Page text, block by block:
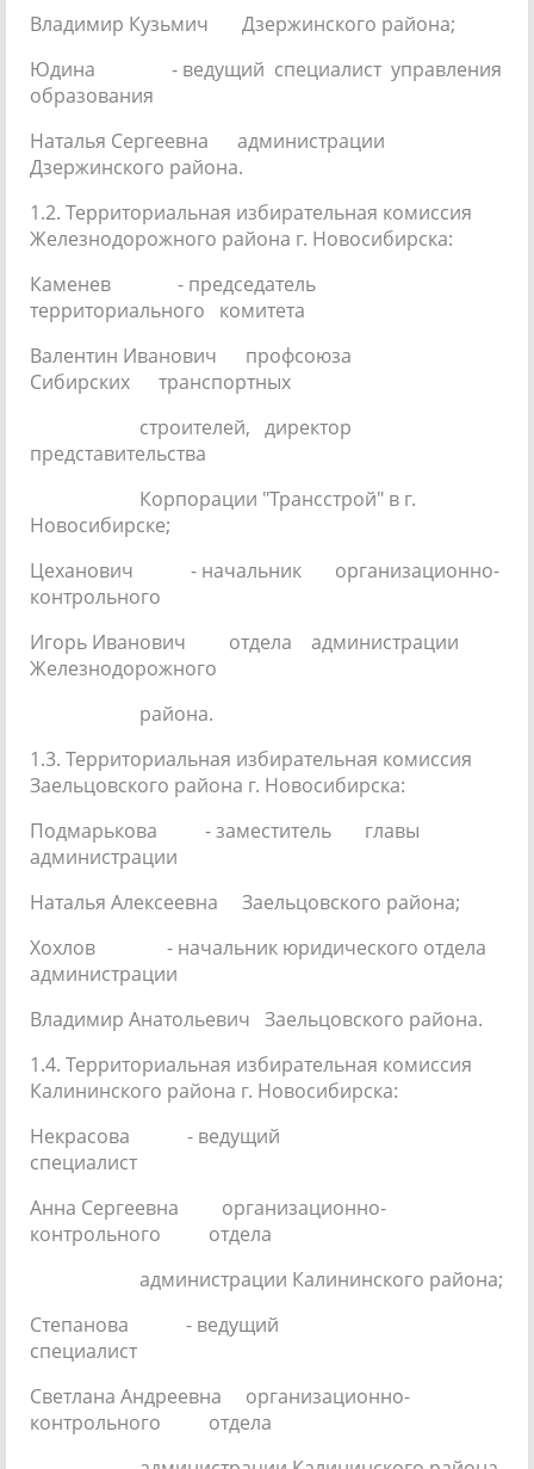
Владимир Кузьмич Дзержинского района;
Юдина - ведущий специалист управления
образования
Наталья Сергеевна администрации
Дзержинского района.
1.2. Территориальная избирательная комиссия
Железнодорожного района г. Новосибирска:
Каменев - председатель
территориального комитета
Валентин Иванович профсоюза
Сибирских транспортных
строителей, директор
представительства
Корпорации "Трансстрой" в г.
Новосибирске;
Цеханович - начальник организационно-
контрольного
Игорь Иванович отдела администрации
Железнодорожного
района.
1.3. Территориальная избирательная комиссия
Заельцовского района г. Новосибирска:
Подмарькова - заместитель главы
администрации
Наталья Алексеевна Заельцовского района;
Хохлов - начальник юридического отдела
администрации
Владимир Анатольевич Заельцовского района.
1.4. Территориальная избирательная комиссия
Калининского района г. Новосибирска:
Некрасова - ведущий
специалист
Анна Сергеевна организационно-
контрольного отдела
администрации Калининского района;
Степанова - ведущий
специалист
Светлана Андреевна организационно-
контрольного отдела